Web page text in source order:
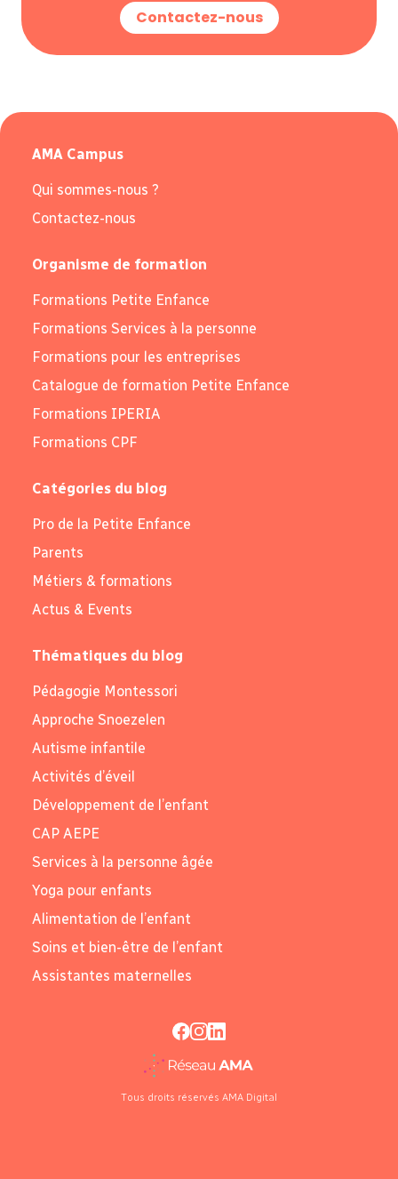
Contactez-nous
AMA Campus
Qui sommes-nous ?
Contactez-nous
Organisme de formation
Formations Petite Enfance
Formations Services à la personne
Formations pour les entreprises
Catalogue de formation Petite Enfance
Formations IPERIA
Formations CPF
Catégories du blog
Pro de la Petite Enfance
Parents
Métiers & formations
Actus & Events
Thématiques du blog
Pédagogie Montessori
Approche Snoezelen
Autisme infantile
Activités d’éveil
Développement de l’enfant
CAP AEPE
Services à la personne âgée
Yoga pour enfants
Alimentation de l’enfant
Soins et bien-être de l’enfant
Assistantes maternelles
Tous droits réservés AMA Digital